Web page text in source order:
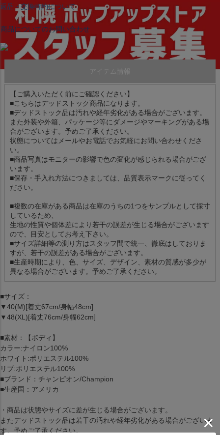
返品・交換特約について
商品についてのお問い合わせ
アイテム情報
【ご購入いただく前にご確認ください】
■こちらはデッドストック商品になります。
■デッドストック品は汚れや経年劣化がある場合がございます。
また外装や外箱、パッケージ等にダメージやマーキングがある場
合がございます。予めご了承ください。
状態についてはメールやお電話でお気軽にお問い合わせくださ
い。
■商品写真はモニターの影響で色の変化が感じられる場合がござ
います。
■保存・手入れ方法につきましては、品質表示マークに従ってく
ださい。
■複数の在庫がある商品は在庫のうちの1つをサンプルとして採寸
しているため、
生地の性質や個体差により若干の誤差が生じる場合がございます
ので、目安としてお考え下さい。
■サイズ詳細等の測り方はスタッフ間で統一、徹底はしておりま
すが、若干の誤差がある場合がございます。
■生産時期により、色、サイズ、デザイン、素材の質感が多少が
異なる場合がございます。予めご了承ください。
■サイズ：
▼40(M)[着丈67cm/身幅48cm]
▼48(XL)[着丈76cm/身幅62cm]
■素材：【ボディ】
カラー:ナイロン100%
ホワイト:ポリエステル100%
リブ:ポリエステル100%
■ブランド：チャンピオン/Champion
■生産国：アメリカ
・商品は状態やサイズに差が生じる場合がございます。
またデッドストック品は若干の汚れや経年劣化がある場合がございま
す。予めご了承ください。